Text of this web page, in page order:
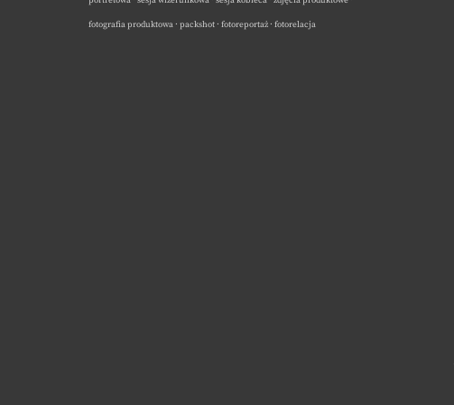
fotografia produktowa · packshot · fotoreportaż · fotorelacja